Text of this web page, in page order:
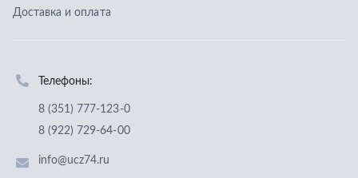
Отправить заявку
Политика конфиденциальности